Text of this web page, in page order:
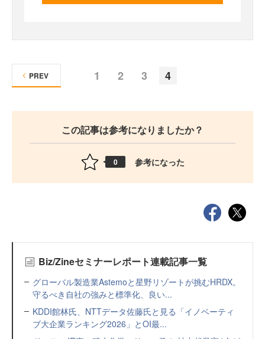
1 2 3 4
PREV
この記事は参考になりましたか？
0 参考になった
Biz/Zineセミナーレポート連載記事一覧
グローバル製造業Astemoと星野リゾートが挑むHRDX。
守るべき自社の強みと標準化、良い...
KDDI館林氏、NTTデータ佐藤氏と見る「イノベーティ
ブ大企業ランキング2026」とOI最...